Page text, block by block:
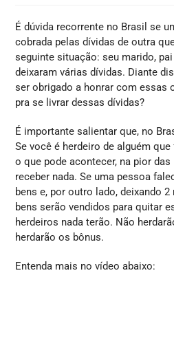
É dúvida recorrente no Brasil se
cobrada pelas dívidas de outra
seguinte situação: seu marido,
deixaram várias dívidas. Diante
ser obrigado a honrar com essas
pra se livrar dessas dívidas?
É importante salientar que, no
Se você é herdeiro de alguém
o que pode acontecer, na pior
receber nada. Se uma pessoa
bens e, por outro lado, deixando
bens serão vendidos para quitar
herdeiros nada terão. Não
herdarão os bônus.
Entenda mais no vídeo abaixo: